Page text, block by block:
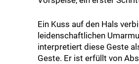
Ein Kuss auf den Hals
leidenschaftlichen
interpretiert diese Geste
Geste. Er ist erfüllt von